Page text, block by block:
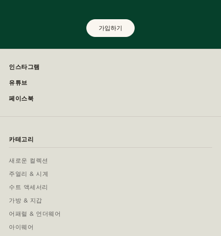
가입하기
인스타그램
유튜브
페이스북
카테고리
새로운 컬렉션
주얼리 & 시계
수트 액세서리
가방 & 지갑
어패럴 & 언더웨어
아이웨어